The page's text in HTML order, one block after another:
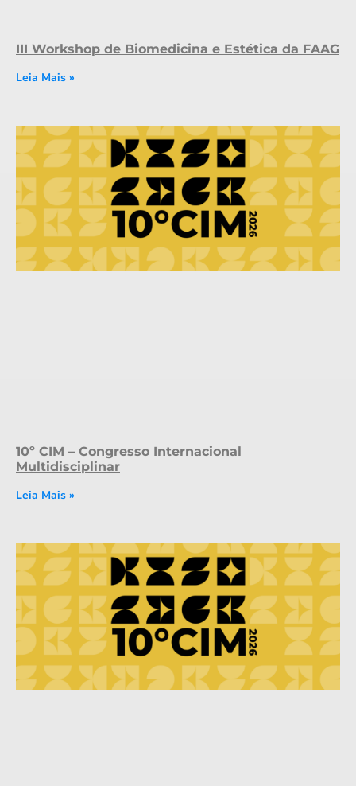
III Workshop de Biomedicina e Estética da FAAG
Leia Mais »
10º CIM – Congresso Internacional
Multidisciplinar
Leia Mais »